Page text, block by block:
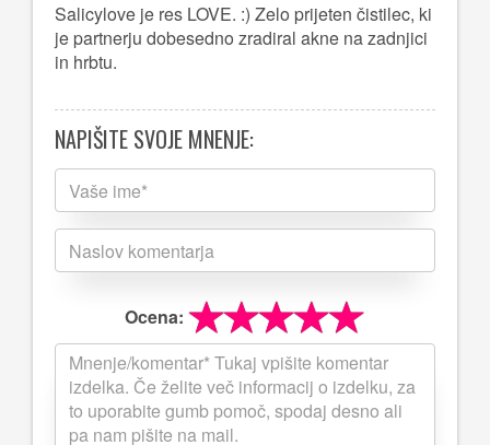
Salicylove je res LOVE. :) Zelo prijeten čistilec, ki
je partnerju dobesedno zradiral akne na zadnjici
in hrbtu.
NAPIŠITE SVOJE MNENJE:
Ocena: